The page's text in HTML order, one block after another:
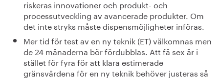
riskeras innovationer och produkt- och
processutveckling av avancerade produkter. Om
det inte stryks måste dispensmöjligheter införas.
Mer tid för test av en ny teknik (ET) välkomnas men
de 24 månaderna bör fördubblas. Att få sex år i
stället för fyra för att klara estimerade
gränsvärdena för en ny teknik behöver justeras så